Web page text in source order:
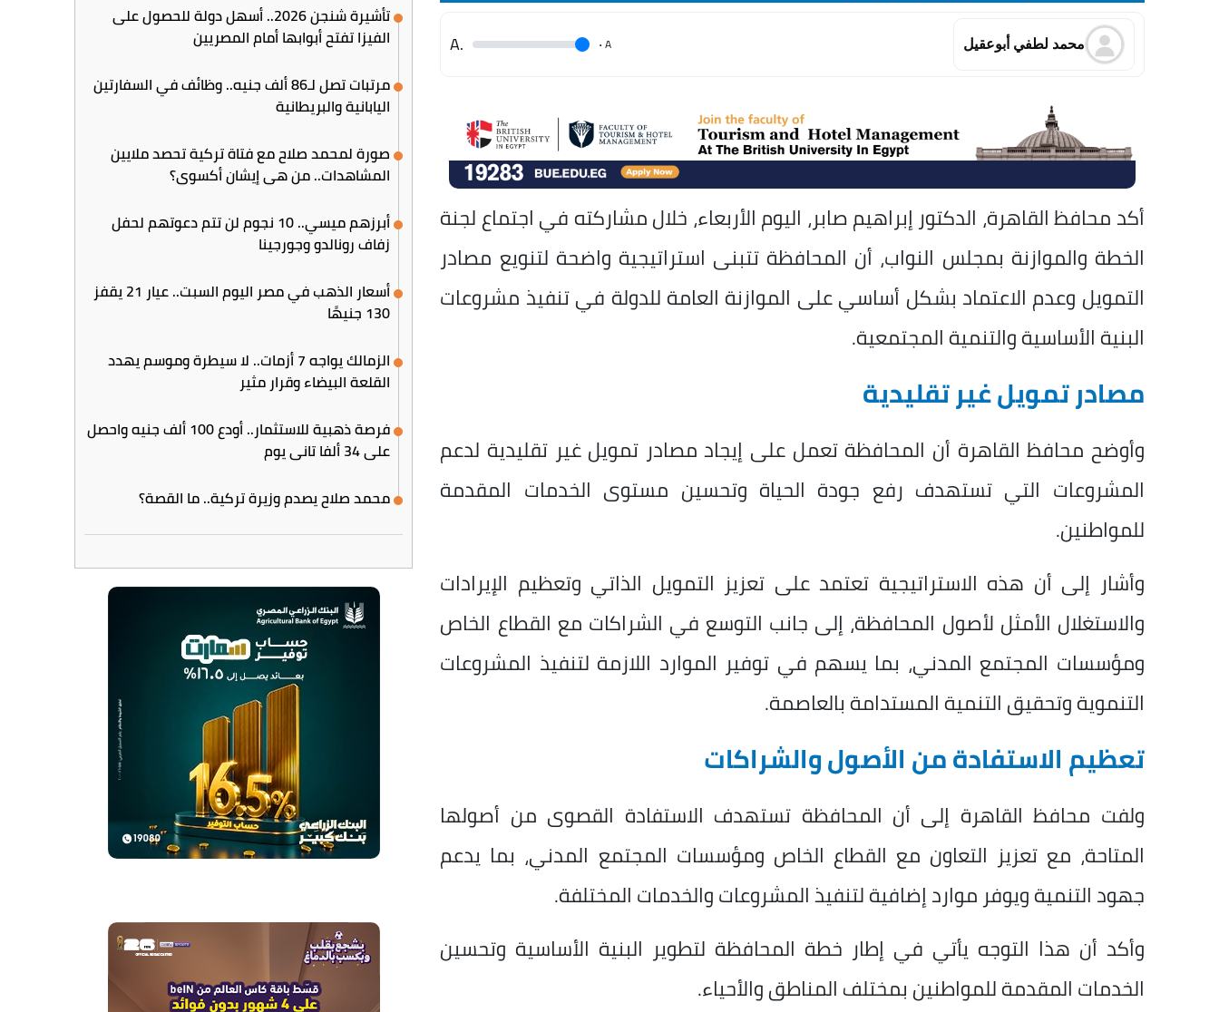
محمد لطفي أبوعقيل A
.
.A
أكد محافظ القاهرة، الدكتور إبراهيم صابر، اليوم الأربعاء، خلال مشاركته في اجتماع لجنة
الخطة والموازنة بمجلس النواب، أن المحافظة تتبنى استراتيجية واضحة لتنويع مصادر
التمويل وعدم الاعتماد بشكل أساسي على الموازنة العامة للدولة في تنفيذ مشروعات
البنية الأساسية والتنمية المجتمعية.
مصادر تمويل غير تقليدية
وأوضح محافظ القاهرة أن المحافظة تعمل على إيجاد مصادر تمويل غير تقليدية لدعم
المشروعات التي تستهدف رفع جودة الحياة وتحسين مستوى الخدمات المقدمة
للمواطنين.
وأشار إلى أن هذه الاستراتيجية تعتمد على تعزيز التمويل الذاتي وتعظيم الإيرادات
والاستغلال الأمثل لأصول المحافظة، إلى جانب التوسع في الشراكات مع القطاع الخاص
ومؤسسات المجتمع المدني، بما يسهم في توفير الموارد اللازمة لتنفيذ المشروعات
التنموية وتحقيق التنمية المستدامة بالعاصمة.
تعظيم الاستفادة من الأصول والشراكات
ولفت محافظ القاهرة إلى أن المحافظة تستهدف الاستفادة القصوى من أصولها
المتاحة، مع تعزيز التعاون مع القطاع الخاص ومؤسسات المجتمع المدني، بما يدعم
جهود التنمية ويوفر موارد إضافية لتنفيذ المشروعات والخدمات المختلفة.
وأكد أن هذا التوجه يأتي في إطار خطة المحافظة لتطوير البنية الأساسية وتحسين
الخدمات المقدمة للمواطنين بمختلف المناطق والأحياء.
تأشيرة شنجن 2026.. أسهل دولة للحصول على
الفيزا تفتح أبوابها أمام المصريين
مرتبات تصل لـ86 ألف جنيه.. وظائف في السفارتين
اليابانية والبريطانية
صورة لمحمد صلاح مع فتاة تركية تحصد ملايين
المشاهدات.. من هي إيشان أكسوي؟
أبرزهم ميسي.. 10 نجوم لن تتم دعوتهم لحفل
زفاف رونالدو وجورجينا
أسعار الذهب في مصر اليوم السبت.. عيار 21 يقفز
130 جنيهًا
الزمالك يواجه 7 أزمات.. لا سيطرة وموسم يهدد
القلعة البيضاء وقرار مثير
فرصة ذهبية للاستثمار.. أودع 100 ألف جنيه واحصل
على 34 ألفا تاني يوم
محمد صلاح يصدم وزيرة تركية.. ما القصة؟